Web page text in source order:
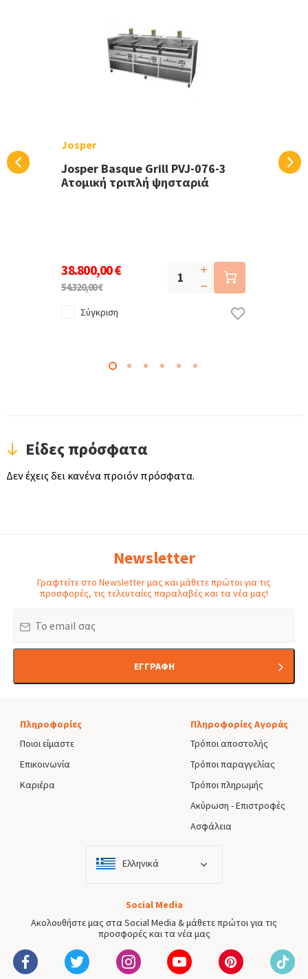
Josper
Josper Basque Grill PVJ-076-3
Ατομική τριπλή ψησταριά
38.800,00 €
54.320,00 €
Σύγκριση
Είδες πρόσφατα
Δεν έχεις δει κανένα προιόν πρόσφατα.
Newsletter
Γραφτείτε στο Newsletter μας και μάθετε πρώτοι για τις
προσφορές, τις τελευταίες παραλαβές και τα νέα μας!
ΕΓΓΡΑΦΗ
Πληροφορίες
Ποιοι είμαστε
Επικοινωνία
Καριέρα
Πληροφορίες Αγοράς
Τρόποι αποστολής
Τρόποι παραγγελίας
Τρόποι πληρωμής
Ακύρωση - Επιστροφές
Ασφάλεια
Ελληνικά
Social Media
Ακολουθήστε μας στα Social Media & μάθετε πρώτοι για τις
προσφορές και τα νέα μας